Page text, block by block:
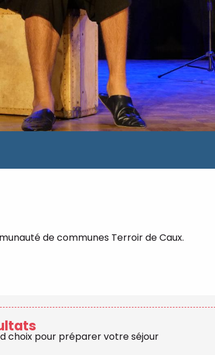
de communes Terroir de Caux.
choix pour préparer votre séjour